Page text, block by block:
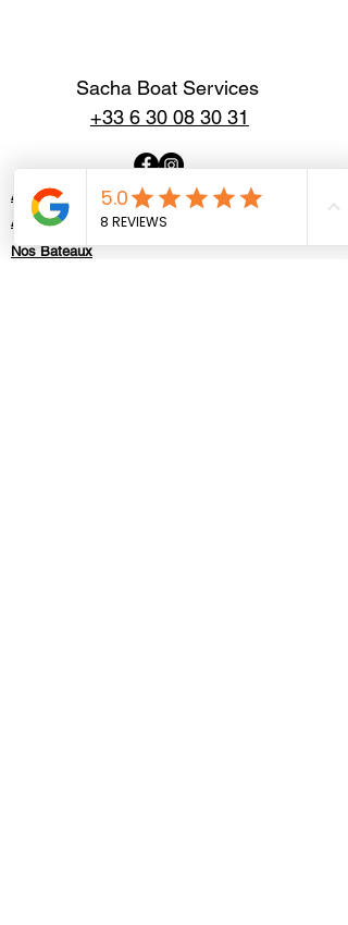
Sacha Boat Services
+33 6 30 08 30 31
Accueil
A propos
Nos Bateaux